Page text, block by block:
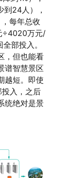
到24人），
每年总收
÷4020万元/
部投入。
但也能看
谱智慧景区
越短。即使
入，之后
统绝对是景